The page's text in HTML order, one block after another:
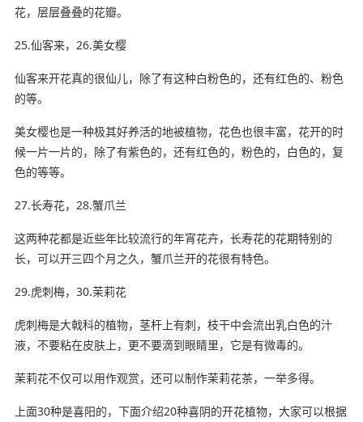
花，层层叠叠的花瓣。
25.仙客来，26.美女樱
仙客来开花真的很仙儿，除了有这种白粉色的，还有红色的、粉色
的等。
美女樱也是一种极其好养活的地被植物，花色也很丰富，花开的时
候一片一片的，除了有紫色的，还有红色的，粉色的，白色的，复
色的等等。
27.长寿花，28.蟹爪兰
这两种花都是近些年比较流行的年宵花卉，长寿花的花期特别的
长，可以开三四个月之久，蟹爪兰开的花很有特色。
29.虎刺梅，30.茉莉花
虎刺梅是大戟科的植物，茎杆上有刺，枝干中会流出乳白色的汁
液，不要粘在皮肤上，更不要滴到眼睛里，它是有微毒的。
茉莉花不仅可以用作观赏，还可以制作茉莉花茶，一举多得。
上面30种是喜阳的，下面介绍20种喜阴的开花植物，大家可以根据